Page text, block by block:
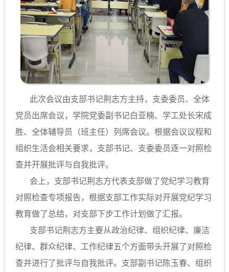
此次会议由支部书记荆志方主持，支委委员、全体
党员出席会议，学院党委副书记白亚楠、学工处长宋成
胜、全体辅导员（班主任）列席会议。根据会议议程和
组织生活会相关要求，支部书记、支委委员逐一对照检
查并开展批评与自我批评。
会上，支部书记荆志方代表支部做了党纪学习教育
对照检查专项报告，根据支部工作实际对开展党纪学习
教育做了总结，对支部下步工作计划做了汇报。
支部书记荆志方主要从政治纪律、组织纪律、廉洁
纪律、群众纪律、工作纪律五个方面带头开展了对照检
查并进行了批评与自我批评。支部副书记陈玉春、组织